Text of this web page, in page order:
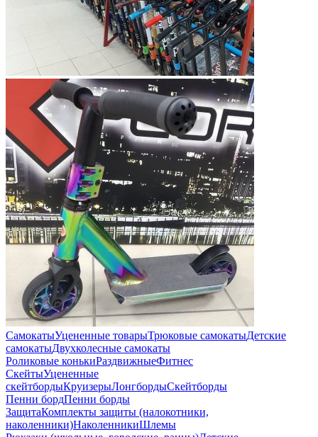
СамокатыУцененные товарыТрюковые самокатыДетские
самокатыДвухколесные самокаты
Роликовые конькиРаздвижныеФитнес
СкейтыУцененные
скейтбордыКруизерыЛонгбордыСкейтборды
Пенни бордПенни борды
ЗащитаКомплекты защиты (налокотники,
наколенники)НаколенникиШлемы